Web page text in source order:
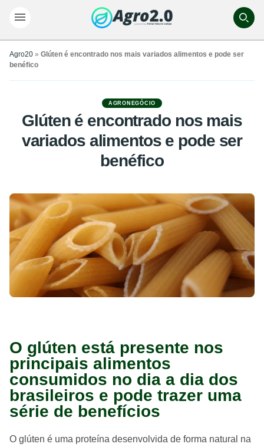
Agro20 » Glúten é encontrado nos mais variados alimentos e pode ser
benéfico
AGRONEGÓCIO
Glúten é encontrado nos mais
variados alimentos e pode ser
benéfico
O glúten está presente nos
principais alimentos
consumidos no dia a dia dos
brasileiros e pode trazer uma
série de benefícios
O glúten é uma proteína desenvolvida de forma natural na